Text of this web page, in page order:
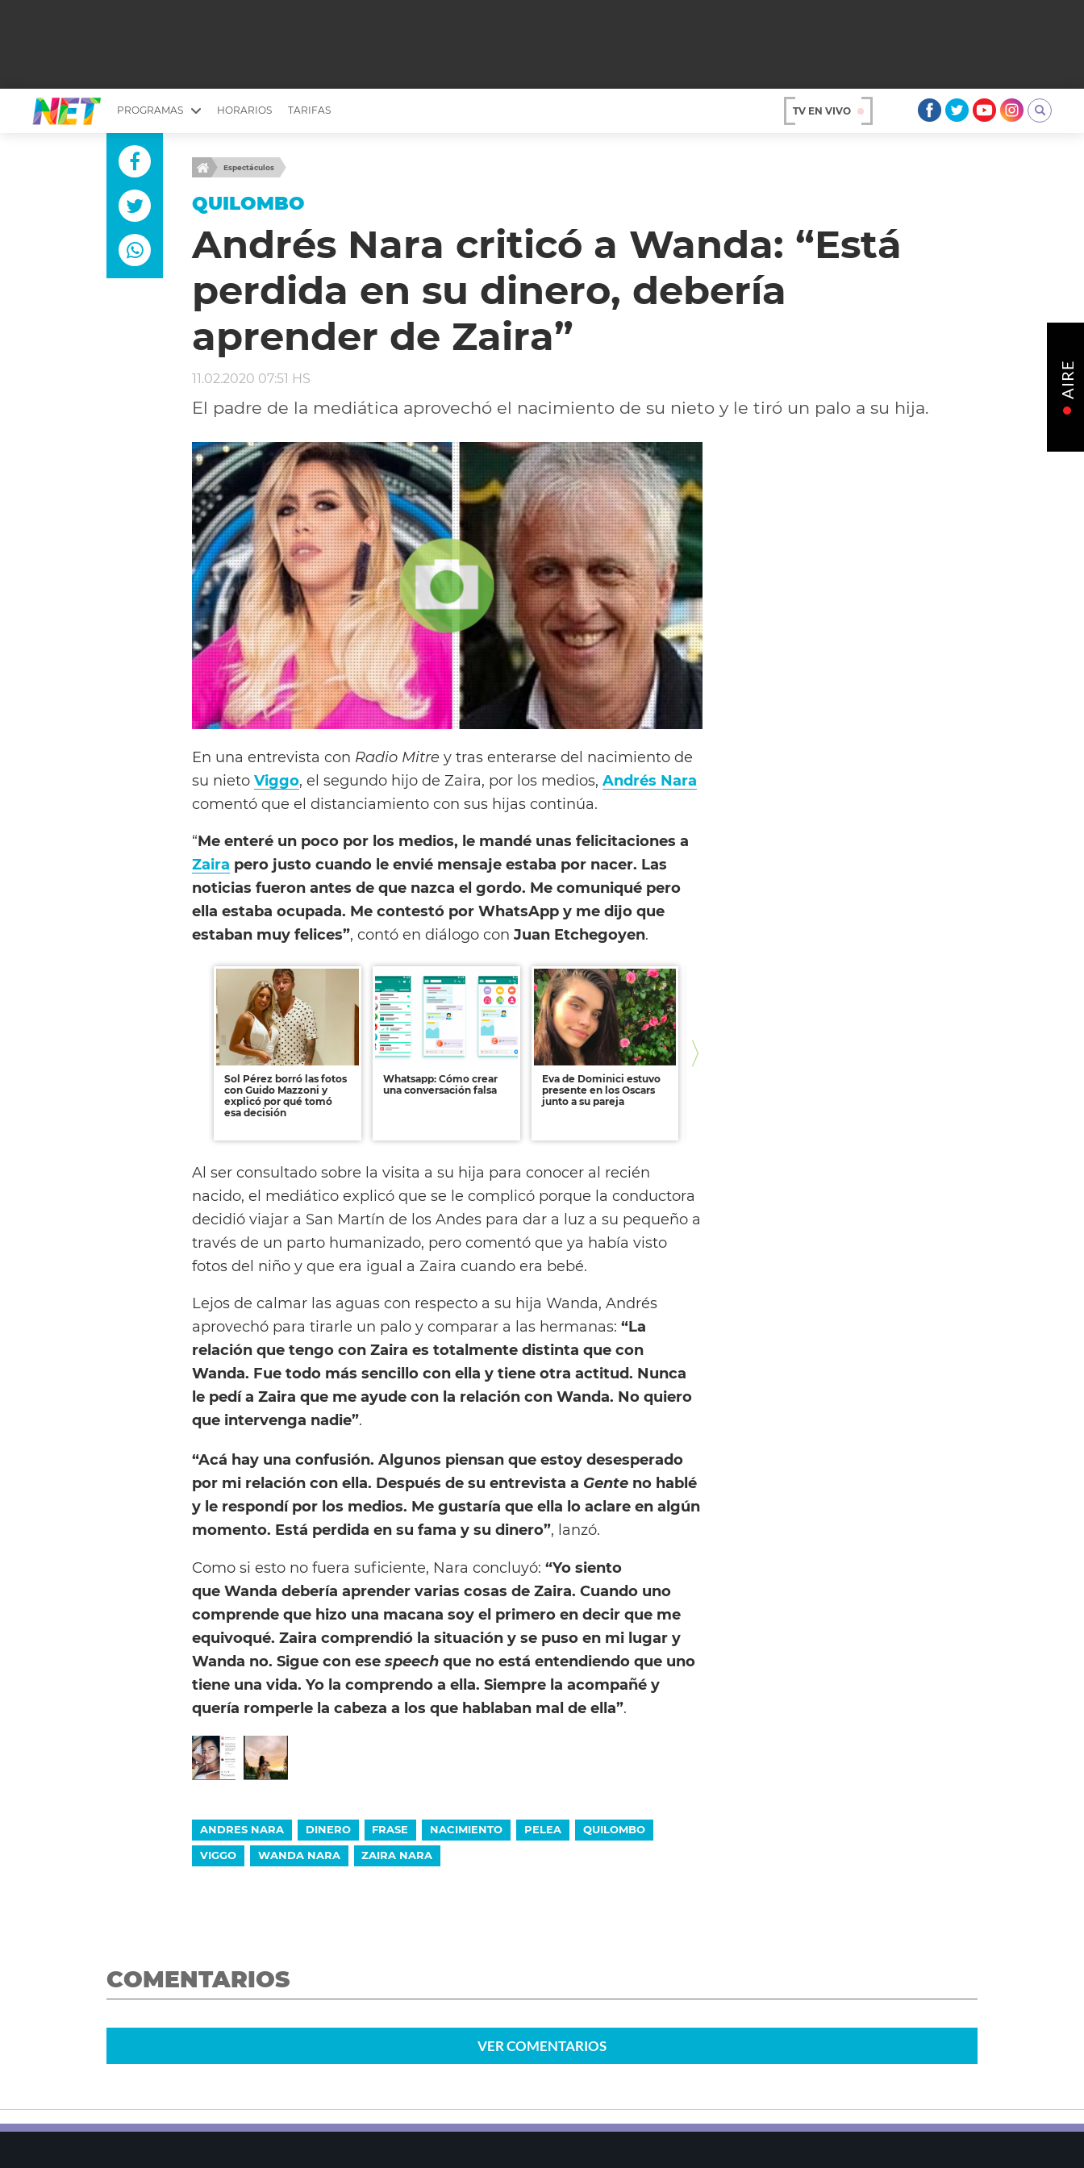
PROGRAMAS
MESA PICANTE
YUYITO A LA TARDE
EMPRENDI2
LONGOBARDI
EL OLIVO BLANCO
TU LUGAR IDEAL
CHICHE EN VIVO
ARGENTINOS X ARGENTINA
ESTÉTICA 360 TV
CARAS Y NEGOCIOS
SCOUTING PARA UN CAMBIO
INTELEXIS TV
ENTROMETIDOS EN LA TELE
ENTRE NOS
MODO FONTEVECCHIA
PERIODISMO PURO
REPERFILAR
FIESTAS ARGENTINAS
BELLEZA FASHION
FULL FACE TV
HORARIOS TARIFAS TV EN VIVO
Espectáculos
QUILOMBO
Andrés Nara criticó a Wanda: “Está
perdida en su dinero, debería
aprender de Zaira”
11.02.2020 07:51 HS
El padre de la mediática aprovechó el nacimiento de su nieto y le tiró un palo a su hija.
En una entrevista con Radio Mitre y tras enterarse del nacimiento de
su nieto Viggo, el segundo hijo de Zaira, por los medios, Andrés Nara
comentó que el distanciamiento con sus hijas continúa.
“Me enteré un poco por los medios, le mandé unas felicitaciones a
Zaira pero justo cuando le envié mensaje estaba por nacer. Las
noticias fueron antes de que nazca el gordo. Me comuniqué pero
ella estaba ocupada. Me contestó por WhatsApp y me dijo que
estaban muy felices”, contó en diálogo con Juan Etchegoyen.
Sol Pérez borró las fotos
con Guido Mazzoni y
explicó por qué tomó
esa decisión
Whatsapp: Cómo crear
una conversación falsa
Eva de Dominici estuvo
presente en los Oscars
junto a su pareja
Al ser consultado sobre la visita a su hija para conocer al recién
nacido, el mediático explicó que se le complicó porque la conductora
decidió viajar a San Martín de los Andes para dar a luz a su pequeño a
través de un parto humanizado, pero comentó que ya había visto
fotos del niño y que era igual a Zaira cuando era bebé.
Lejos de calmar las aguas con respecto a su hija Wanda, Andrés
aprovechó para tirarle un palo y comparar a las hermanas: “La
relación que tengo con Zaira es totalmente distinta que con
Wanda. Fue todo más sencillo con ella y tiene otra actitud. Nunca
le pedí a Zaira que me ayude con la relación con Wanda. No quiero
que intervenga nadie”.
“Acá hay una confusión. Algunos piensan que estoy desesperado
por mi relación con ella. Después de su entrevista a Gente no hablé
y le respondí por los medios. Me gustaría que ella lo aclare en algún
momento. Está perdida en su fama y su dinero”, lanzó.
Como si esto no fuera suficiente, Nara concluyó: “Yo siento
que Wanda debería aprender varias cosas de Zaira. Cuando uno
comprende que hizo una macana soy el primero en decir que me
equivoqué. Zaira comprendió la situación y se puso en mi lugar y
Wanda no. Sigue con ese speech que no está entendiendo que uno
tiene una vida. Yo la comprendo a ella. Siempre la acompañé y
quería romperle la cabeza a los que hablaban mal de ella”.
ANDRES NARA DINERO FRASE NACIMIENTO PELEA
QUILOMBO
VIGGO
WANDA NARA ZAIRA NARA
COMENTARIOS
VERCOMENTARIOS
AIRE